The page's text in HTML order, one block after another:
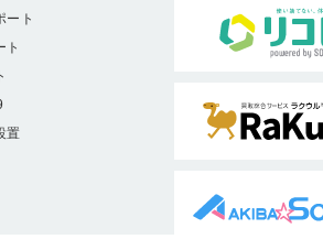
ート
ト
置